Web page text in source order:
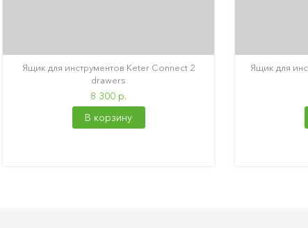
Ящик для инструментов Keter Connect 2
drawers
8 300 р.
В корзину
Ящик для